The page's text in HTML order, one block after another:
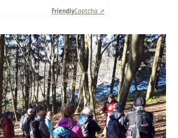
FriendlyCaptcha ⇗